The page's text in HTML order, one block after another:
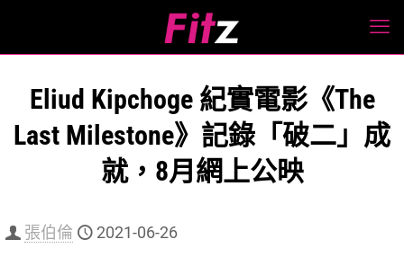
Eliud Kipchoge 紀實電影《The
Last Milestone》記錄「破二」成
就，8月網上公映
張伯倫 2021-06-26